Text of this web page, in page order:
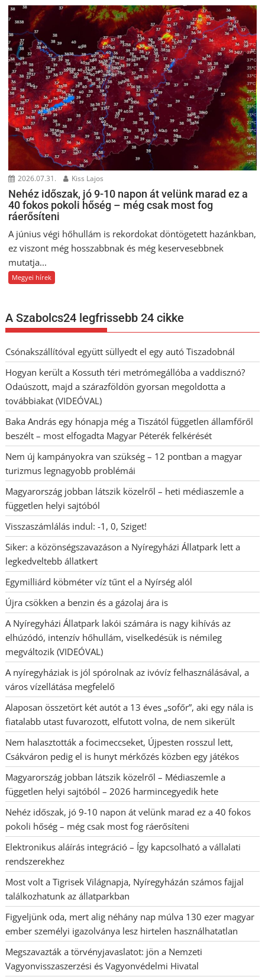
2026.07.31. Kiss Lajos
Nehéz időszak, jó 9-10 napon át velünk marad ez a
40 fokos pokoli hőség – még csak most fog
ráerősíteni
A június végi hőhullám is rekordokat döntögetett hazánkban,
ez viszont még hosszabbnak és még keservesebbnek
mutatja...
Megyei hírek
A Szabolcs24 legfrissebb 24 cikke
Csónakszállítóval együtt süllyedt el egy autó Tiszadobnál
Hogyan került a Kossuth téri metrómegállóba a vaddisznó?
Odaúszott, majd a szárazföldön gyorsan megoldotta a
továbbiakat (VIDEÓVAL)
Baka András egy hónapja még a Tiszától független államfőről
beszélt – most elfogadta Magyar Péterék felkérését
Nem új kampányokra van szükség – 12 pontban a magyar
turizmus legnagyobb problémái
Magyarország jobban látszik közelről – heti médiaszemle a
független helyi sajtóból
Visszaszámlálás indul: -1, 0, Sziget!
Siker: a közönségszavazáson a Nyíregyházi Állatpark lett a
legkedveltebb állatkert
Egymilliárd köbméter víz tűnt el a Nyírség alól
Újra csökken a benzin és a gázolaj ára is
A Nyíregyházi Állatpark lakói számára is nagy kihívás az
elhúzódó, intenzív hőhullám, viselkedésük is némileg
megváltozik (VIDEÓVAL)
A nyíregyháziak is jól spórolnak az ivóvíz felhasználásával, a
város vízellátása megfelelő
Alaposan összetört két autót a 13 éves „sofőr”, aki egy nála is
fiatalabb utast fuvarozott, elfutott volna, de nem sikerült
Nem halasztották a focimeccseket, Újpesten rosszul lett,
Csákváron pedig el is hunyt mérkőzés közben egy játékos
Magyarország jobban látszik közelről – Médiaszemle a
független helyi sajtóból – 2026 harmincegyedik hete
Nehéz időszak, jó 9-10 napon át velünk marad ez a 40 fokos
pokoli hőség – még csak most fog ráerősíteni
Elektronikus aláírás integráció – Így kapcsolható a vállalati
rendszerekhez
Most volt a Tigrisek Világnapja, Nyíregyházán számos fajjal
találkozhatunk az állatparkban
Figyeljünk oda, mert alig néhány nap múlva 130 ezer magyar
ember személyi igazolványa lesz hirtelen használhatatlan
Megszavazták a törvényjavaslatot: jön a Nemzeti
Vagyonvisszaszerzési és Vagyonvédelmi Hivatal